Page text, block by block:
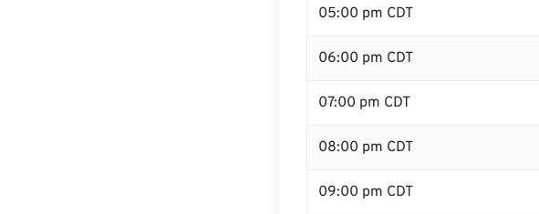
05:00 pm CDT
06:00 pm CDT
07:00 pm CDT
08:00 pm CDT
09:00 pm CDT